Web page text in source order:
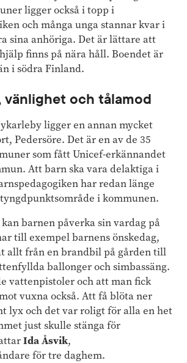
ligger också i topp i
och många unga stannar kvar i
sina anhöriga. Det är lättare att
finns på nära håll. Boendet är
i södra Finland.
vänlighet och tålamod
ligger en annan mycket
Pedersöre. Det är en av de 35
som fått Unicef-erkännandet
Att barn ska vara delaktiga i
har redan länge
i kommunen.
barnen påverka sin vardag på
till exempel barnens önskedag,
allt från en brandbil på gården till
ballonger och simbassäng.
vattenpistoler och att man fick
vuxna också. Att få blöta ner
lyx och det var roligt för alla en het
just skulle stänga för
Ida Åsvik,
för tre daghem.